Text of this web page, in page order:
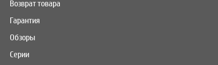
Возврат товара
Гарантия
Обзоры
Серии